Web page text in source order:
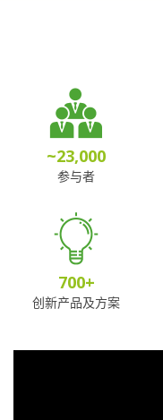
~23,000
参与者
700+
创新产品及方案